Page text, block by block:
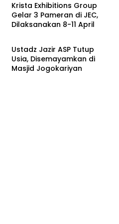
Krista Exhibitions Group
Gelar 3 Pameran di JEC,
Dilaksanakan 8-11 April
Headline
Ustadz Jazir ASP Tutup
Usia, Disemayamkan di
Masjid Jogokariyan